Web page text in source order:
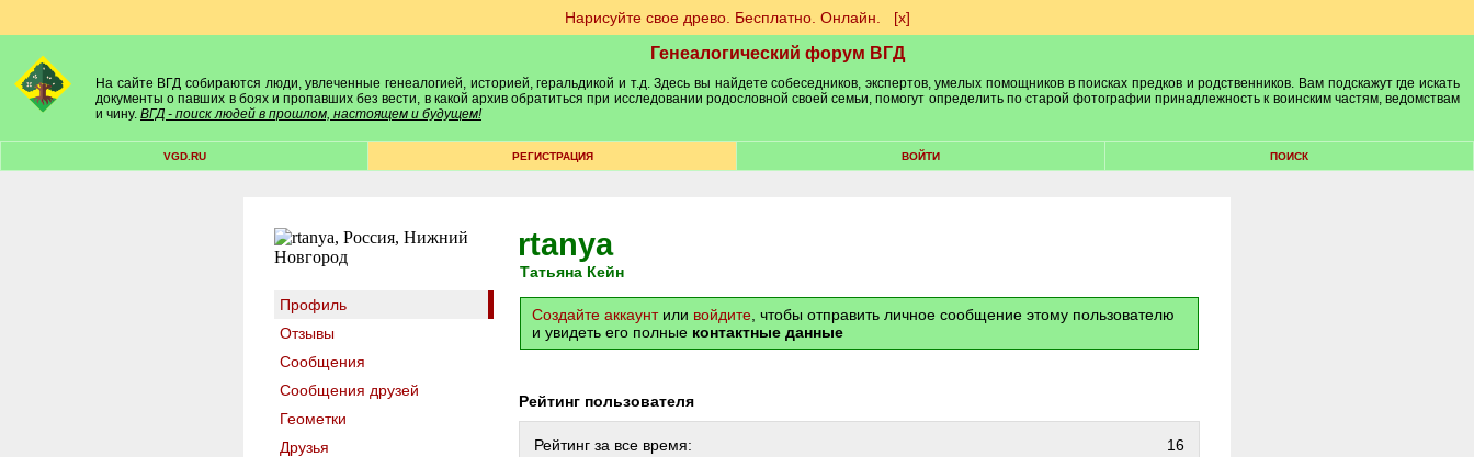
Нарисуйте свое древо. Бесплатно. Онлайн. [х]
Генеалогический форум ВГД
На сайте ВГД собираются люди, увлеченные генеалогией, историей, геральдикой и т.д. Здесь вы найдете собеседников, экспертов, умелых помощников в поисках предков и родственников. Вам подскажут где искать
документы о павших в боях и пропавших без вести, в какой архив обратиться при исследовании родословной своей семьи, помогут определить по старой фотографии принадлежность к воинским частям, ведомствам
и чину. ВГД - поиск людей в прошлом, настоящем и будущем!
VGD.RU РЕГИСТРАЦИЯ ВОЙТИ ПОИСК
Профиль
Отзывы
Сообщения
Сообщения друзей
Геометки
Друзья
rtanya
Татьяна Кейн
Создайте аккаунтили войдите , чтобы отправить личное сообщение этому пользователю
и увидеть его полные контактные данные
Рейтинг пользователя
Рейтинг за все время:
16